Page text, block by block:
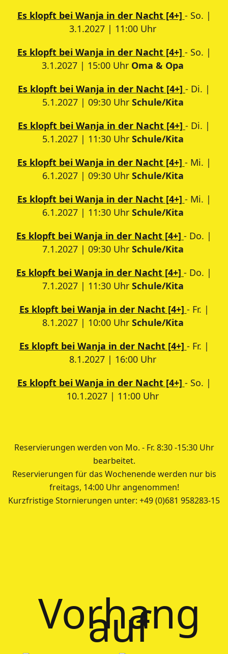
Es klopft bei Wanja in der Nacht [4+] - So. |
3.1.2027 | 11:00 Uhr
Es klopft bei Wanja in der Nacht [4+] - So. |
3.1.2027 | 15:00 Uhr Oma & Opa
Es klopft bei Wanja in der Nacht [4+] - Di. |
5.1.2027 | 09:30 Uhr Schule/Kita
Es klopft bei Wanja in der Nacht [4+] - Di. |
5.1.2027 | 11:30 Uhr Schule/Kita
Es klopft bei Wanja in der Nacht [4+] - Mi. |
6.1.2027 | 09:30 Uhr Schule/Kita
Es klopft bei Wanja in der Nacht [4+] - Mi. |
6.1.2027 | 11:30 Uhr Schule/Kita
Es klopft bei Wanja in der Nacht [4+] - Do. |
7.1.2027 | 09:30 Uhr Schule/Kita
Es klopft bei Wanja in der Nacht [4+] - Do. |
7.1.2027 | 11:30 Uhr Schule/Kita
Es klopft bei Wanja in der Nacht [4+] - Fr. |
8.1.2027 | 10:00 Uhr Schule/Kita
Es klopft bei Wanja in der Nacht [4+] - Fr. |
8.1.2027 | 16:00 Uhr
Es klopft bei Wanja in der Nacht [4+] - So. |
10.1.2027 | 11:00 Uhr
Reservierungen werden von Mo. - Fr. 8:30 -15:30 Uhr
bearbeitet.
Reservierungen für das Wochenende werden nur bis
freitags, 14:00 Uhr angenommen!
Kurzfristige Stornierungen unter: +49 (0)681 958283-15
Vorhang
auf